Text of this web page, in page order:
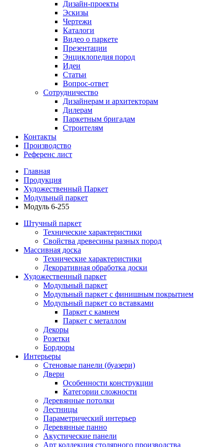
Дизайн-проекты
Эскизы
Чертежи
Каталоги
Видео о паркете
Презентации
Энциклопедия пород
Идеи
Статьи
Вопрос-ответ
Сотрудничество
Дизайнерам и архитекторам
Дилерам
Паркетным бригадам
Строителям
Контакты
Производство
Референс лист
Главная
Продукция
Художественный Паркет
Модульный паркет
Модуль 6-255
Штучный паркет
Технические характеристики
Свойства древесины разных пород
Массивная доска
Технические характеристики
Декоративная обработка доски
Художественный паркет
Модульный паркет
Модульный паркет с финишным покрытием
Модульный паркет со вставками
Паркет с камнем
Паркет с металлом
Декоры
Розетки
Бордюры
Интерьеры
Стеновые панели (буазери)
Двери
Особенности конструкции
Категории сложности
Деревянные потолки
Лестницы
Параметрический интерьер
Деревянные панно
Акустические панели
Арт коллекция столярного производства